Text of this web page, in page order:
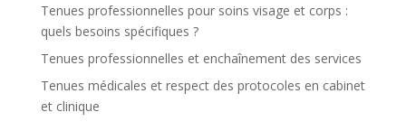
Tenues professionnelles pour soins visage et corps :
quels besoins spécifiques ?
Tenues professionnelles et enchaînement des services
Tenues médicales et respect des protocoles en cabinet
et clinique